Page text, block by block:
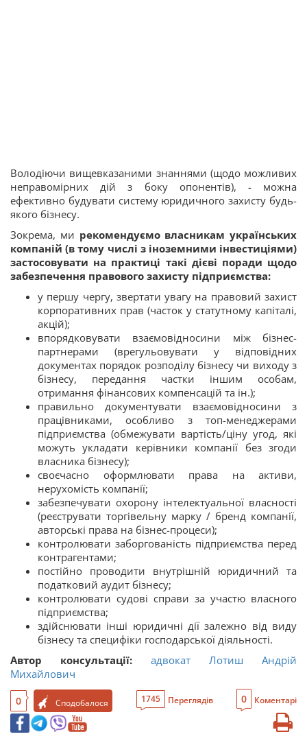
Володіючи вищевказаними знаннями (щодо можливих
неправомірних дій з боку опонентів), - можна
ефективно будувати систему юридичного захисту будь-
якого бізнесу.
Зокрема, ми рекомендуємо власникам українських
компаній (в тому числі з іноземними інвестиціями)
застосовувати на практиці такі дієві поради щодо
забезпечення правового захисту підприємства:
у першу чергу, звертати увагу на правовий захист
корпоративних прав (часток у статутному капіталі,
акцій);
впорядковувати взаємовідносини між бізнес-
партнерами (врегульовувати у відповідних
документах порядок розподілу бізнесу чи виходу з
бізнесу, передання частки іншим особам,
отримання фінансових компенсацій та ін.);
правильно документувати взаємовідносини з
працівниками, особливо з топ-менеджерами
підприємства (обмежувати вартість/ціну угод, які
можуть укладати керівники компанії без згоди
власника бізнесу);
своєчасно оформлювати права на активи,
нерухомість компанії;
забезпечувати охорону інтелектуальної власності
(реєструвати торгівельну марку / бренд компанії,
авторські права на бізнес-процеси);
контролювати заборгованість підприємства перед
контрагентами;
постійно проводити внутрішній юридичний та
податковий аудит бізнесу;
контролювати судові справи за участю власного
підприємства;
здійснювати інші юридичні дії залежно від виду
бізнесу та специфіки господарської діяльності.
Автор консультації: адвокат Лотиш Андрій
Михайлович
0 Сподобалося 1745 Переглядів 0 Коментарі